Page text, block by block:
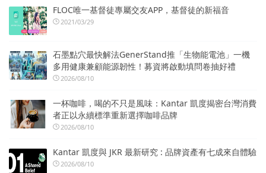
FLOC唯一基督徒專屬交友APP，基督徒的新福音
2021/03/29
石墨點穴最快解法GenerStand推「生物能電池」一機
多用健康兼顧能源韌性！募資將啟動填問卷抽好禮
2026/08/10
一杯咖啡，喝的不只是風味：Kantar 凱度揭密台灣消費
者正以永續標準重新選擇咖啡品牌
2026/08/10
Kantar 凱度與 JKR 最新研究 : 品牌資產有七成來自體驗
2026/08/10